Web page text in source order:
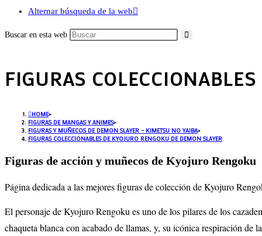
Alternar búsqueda de la web
Buscar en esta web
FIGURAS
HOME>
FIGURAS DE MANGAS Y ANIMES>
FIGURAS Y MUÑECOS DE DEMON SLAYER – KIMETSU NO YAIBA>
FIGURAS COLECCIONABLES DE KYOJURO RENGOKU DE DEMON SLAYER
Figuras de acción y muñecos de Kyojuro Rengoku
Página dedicada a las mejores figuras de colección de Kyojuro
El personaje de Kyojuro Rengoku es uno de los pilares de los
chaqueta blanca con acabado de llamas, y, su icónica respiración de